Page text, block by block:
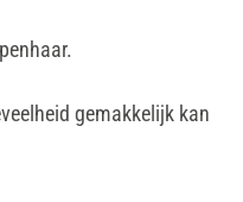
gemakkelijk kan